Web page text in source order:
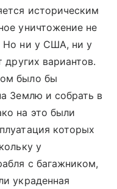
историческим
уничтожение не
Но ни у США, ни у
других вариантов.
было бы
Землю и собрать в
на это были
которых
у
с багажником,
украденная